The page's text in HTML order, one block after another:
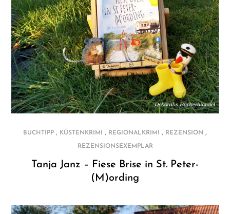
BUCHTIPP , KÜSTENKRIMI , REGIONALKRIMI , REZENSION ,
REZENSIONSEXEMPLAR
Tanja Janz – Fiese Brise in St. Peter-
(M)ording